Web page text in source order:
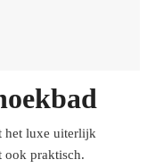
het luxe uiterlijk
ook praktisch.